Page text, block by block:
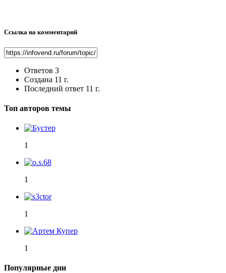
Ссылка на комментарий
Ответов 3
Создана 11 г.
Последний ответ 11 г.
Топ авторов темы
1
1
1
1
Популярные дни